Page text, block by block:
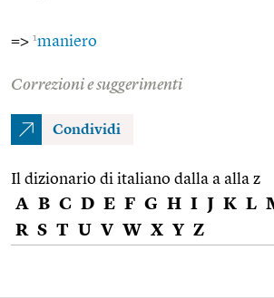
=> 1maniero
Correzioni e suggerimenti
Condividi
Il dizionario di italiano dalla a alla z
A B C D E F G H I J K L
R S T U V W X Y Z